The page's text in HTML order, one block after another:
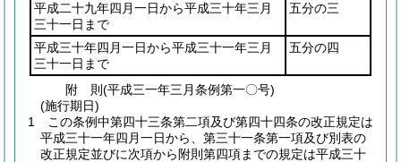
平成二十九年四月一日から平成三十年三月
三十一日まで
五分の三
平成三十年四月一日から平成三十一年三月
三十一日まで
五分の四
附 則(平成三一年三月条例第一〇号)
(施行期日)
1
この条例中第四十三条第二項及び第四十四条の改正規定は
平成三十一年四月一日から、第三十一条第一項及び別表の
改正規定並びに次項から附則第四項までの規定は平成三十